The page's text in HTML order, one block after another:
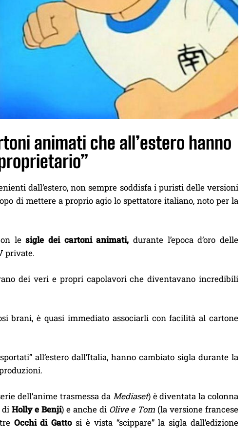
animati che all’estero hanno
dall’estero, non sempre soddisfa i puristi delle versioni
di mettere a proprio agio lo spettatore italiano, noto per la
lesigle dei cartoni animati, durante l’epoca d’oro delle
private.
dei veri e propri capolavori che diventavano incredibili
brani, è quasi immediato associarli con facilità al cartone
all’estero dall’Italia, hanno cambiato sigla durante la
dell’anime trasmessa da Mediaset) è diventata la colonna
diHolly e Benji) e anche di Olive e Tom (la versione francese
Occhi di Gattosi è vista “scippare” la sigla dall’edizione